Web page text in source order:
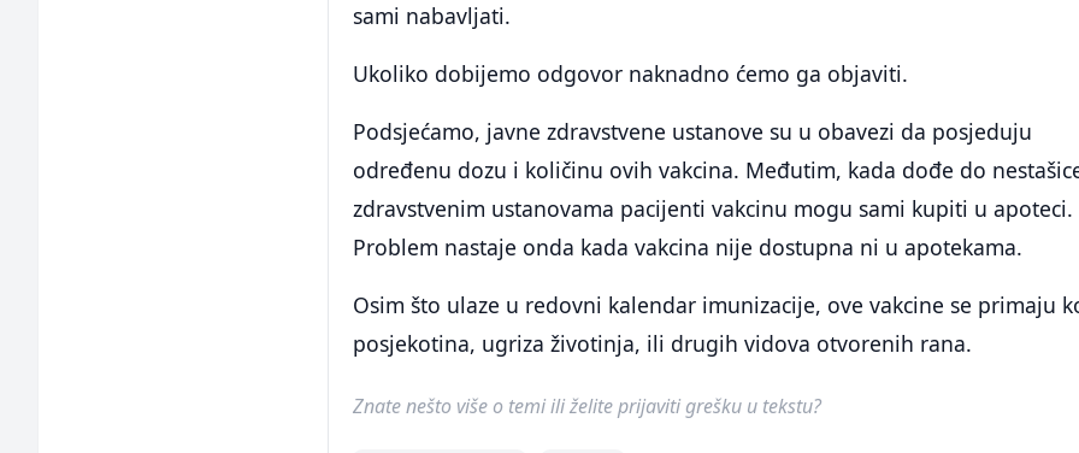
sami nabavljati.
Ukoliko dobijemo odgovor naknadno ćemo ga objaviti.
Podsjećamo, javne zdravstvene ustanove su u obavezi da posjeduju
određenu dozu i količinu ovih vakcina. Međutim, kada dođe do
zdravstvenim ustanovama pacijenti vakcinu mogu sami kupiti u apoteci.
Problem nastaje onda kada vakcina nije dostupna ni u apotekama.
Osim što ulaze u redovni kalendar imunizacije, ove vakcine se primaju
posjekotina, ugriza životinja, ili drugih vidova otvorenih rana.
Znate nešto više o temi ili želite prijaviti grešku u tekstu?